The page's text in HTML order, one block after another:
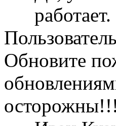
работает.
Обновите
осторожны!!!